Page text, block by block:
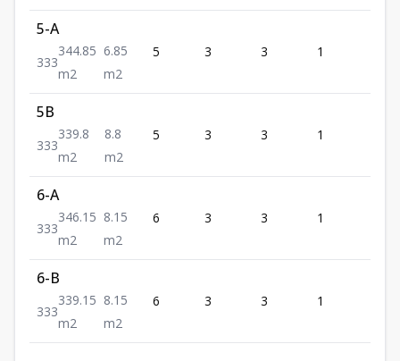
5-A
333
344.85
m2
6.85
m2
5 3 3 1
5B
333
339.8
m2
8.8
m2
5 3 3 1
6-A
333
346.15
m2
8.15
m2
6 3 3 1
6-B
333
339.15
m2
8.15
m2
6 3 3 1